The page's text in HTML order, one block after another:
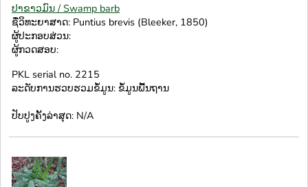
ປາຂາວມົນ / Swamp barb
ຊື່ວິທະຍາສາດ: Puntius brevis (Bleeker, 1850)
ຜູ້ປະກອບສ່ວນ:
ຜູ້ກວດສອບ:
PKL serial no. 2215
ລະດັບການຮວບຮວມຂໍ້ມູນ: ຂໍ້ມູນພື້ນຖານ
ປັບປູງຄັ້ງລ່າສຸດ: N/A